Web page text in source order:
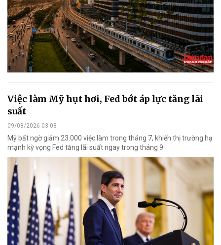
Việc làm Mỹ hụt hơi, Fed bớt áp lực tăng lãi
suất
09/08/2026 03:08
Mỹ bất ngờ giảm 23.000 việc làm trong tháng 7, khiến thị trường hạ
mạnh kỳ vọng Fed tăng lãi suất ngay trong tháng 9.